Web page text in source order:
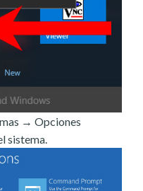
→ Opciones
sistema.